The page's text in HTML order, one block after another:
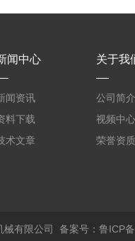
闻中心
闻资讯
料下载
术文章
关于我
公司简介
视频中心
荣誉资质
械有限公司 备案号：鲁ICP